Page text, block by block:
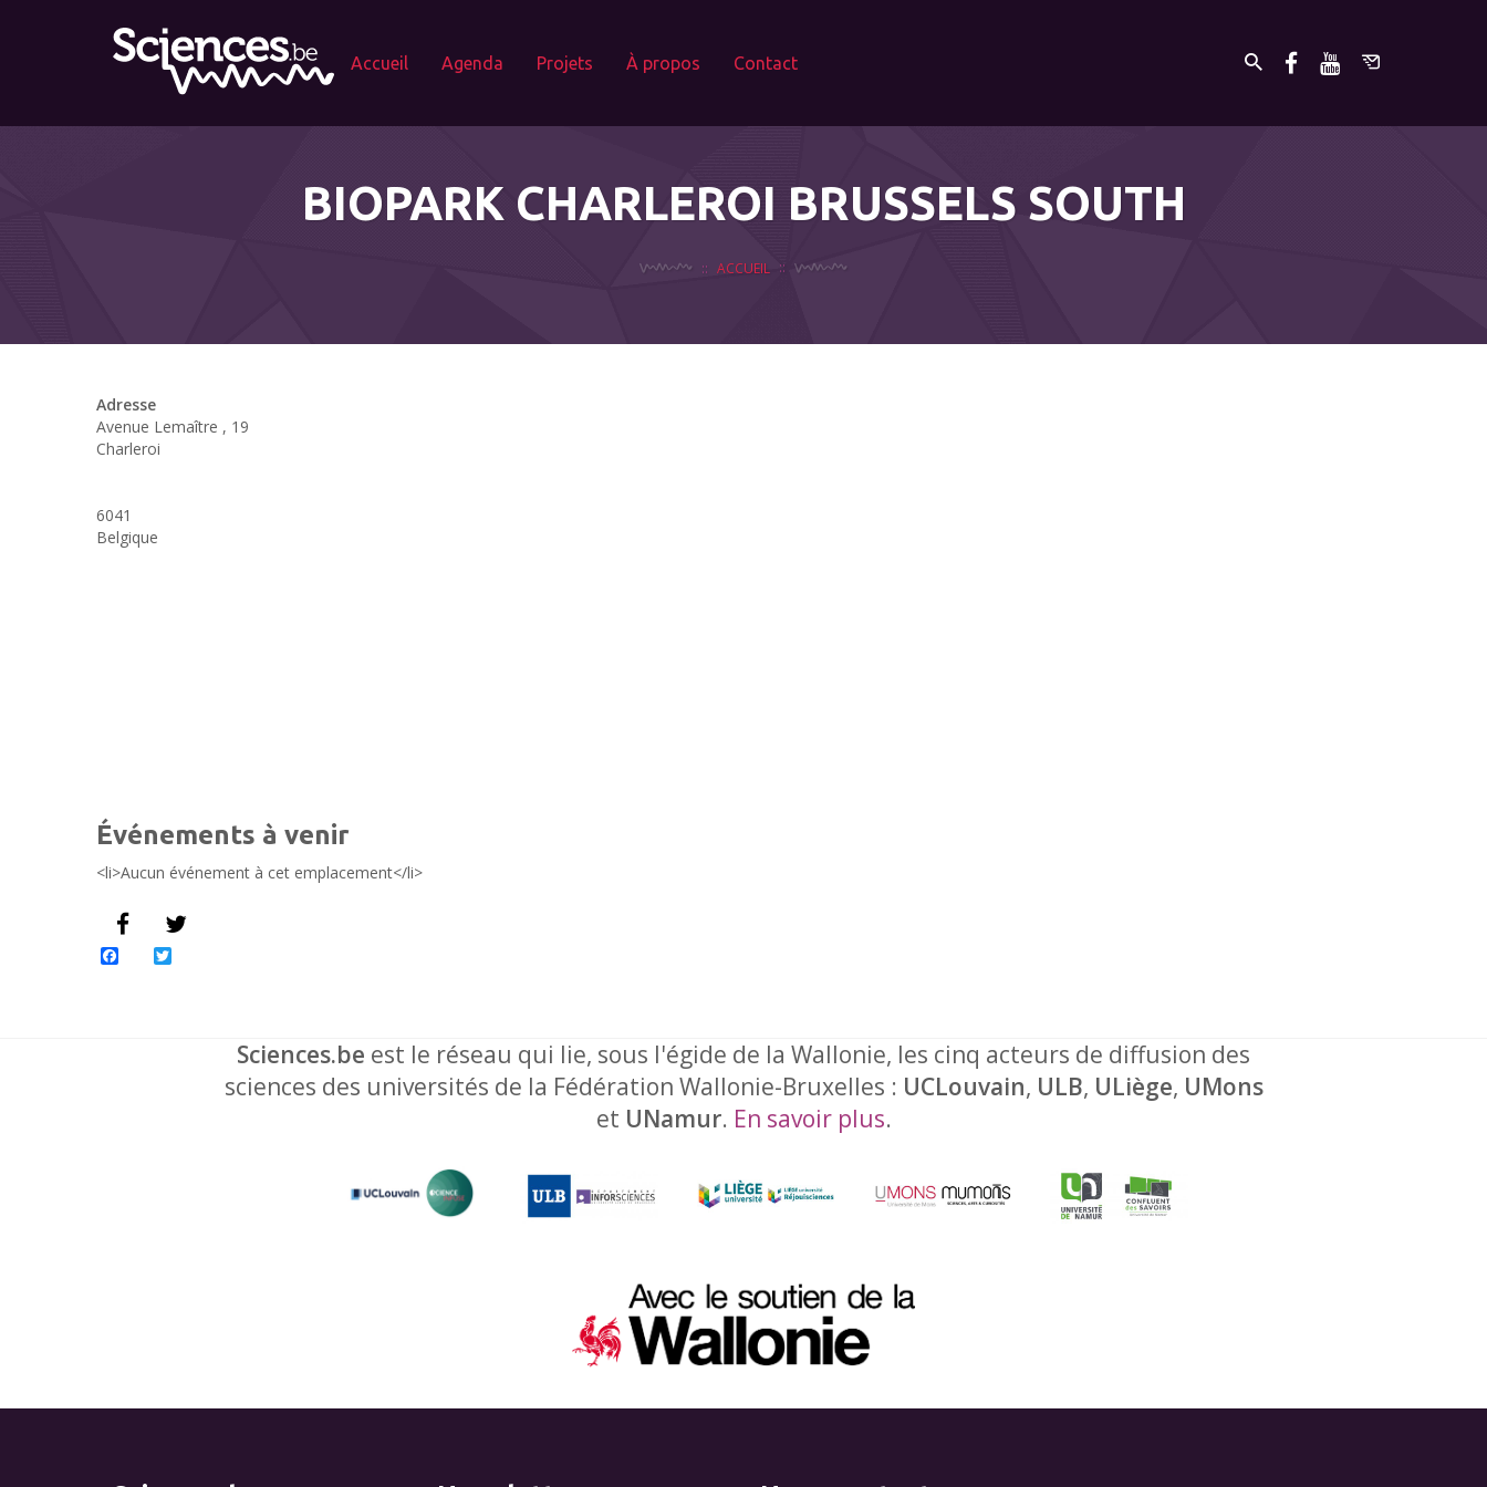
Accueil Agenda Projets À propos Contact
BIOPARK CHARLEROI BRUSSELS SOUTH
ACCUEIL
Adresse
Avenue Lemaître , 19
Charleroi
6041
Belgique
Événements à venir
<li>Aucun événement à cet emplacement</li>
Facebook
Sciences.be est le réseau qui lie, sous l'égide de la Wallonie, les cinq acteurs de diffusion des
sciences des universités de la Fédération Wallonie-Bruxelles : UCLouvain, ULB, ULiège, UMons
et UNamur. En savoir plus.